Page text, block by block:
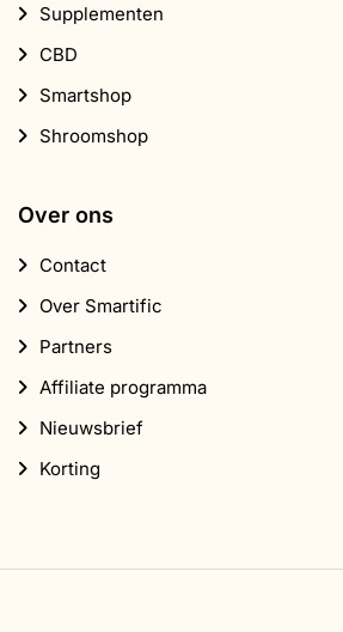
Supplementen
CBD
Smartshop
Shroomshop
Over ons
Contact
Over Smartific
Partners
Affiliate programma
Nieuwsbrief
Korting